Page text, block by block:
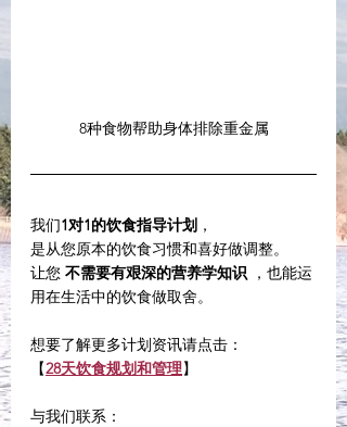
8种食物帮助身体排除重金属
我们1对1的饮食指导计划 ，
是从您原本的饮食习惯和喜好做调整。
让您 不需要有艰深的营养学知识 ，也能运
用在生活中的饮食做取舍。
想要了解更多计划资讯请点击：
【28天饮食规划和管理】
与我们联系：